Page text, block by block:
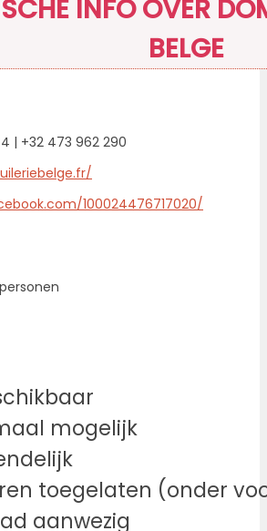
INFO OVER
BELGE
| +32 473 962 290
100024476717020/
mogelijk
toegelaten (onder
aanwezig